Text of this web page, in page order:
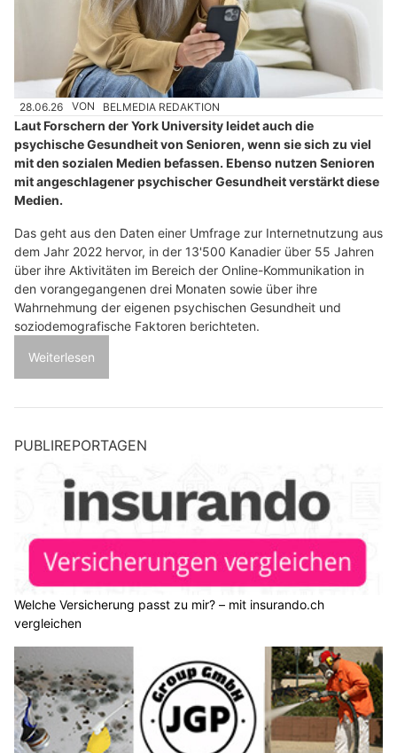
28.06.26 VON BELMEDIA REDAKTION
Laut Forschern der York University leidet auch die
psychische Gesundheit von Senioren, wenn sie sich zu viel
mit den sozialen Medien befassen. Ebenso nutzen Senioren
mit angeschlagener psychischer Gesundheit verstärkt diese
Medien.
Das geht aus den Daten einer Umfrage zur Internetnutzung aus
dem Jahr 2022 hervor, in der 13'500 Kanadier über 55 Jahren
über ihre Aktivitäten im Bereich der Online-Kommunikation in
den vorangegangenen drei Monaten sowie über ihre
Wahrnehmung der eigenen psychischen Gesundheit und
soziodemografische Faktoren berichteten.
Weiterlesen
PUBLIREPORTAGEN
Welche Versicherung passt zu mir? – mit insurando.ch
vergleichen